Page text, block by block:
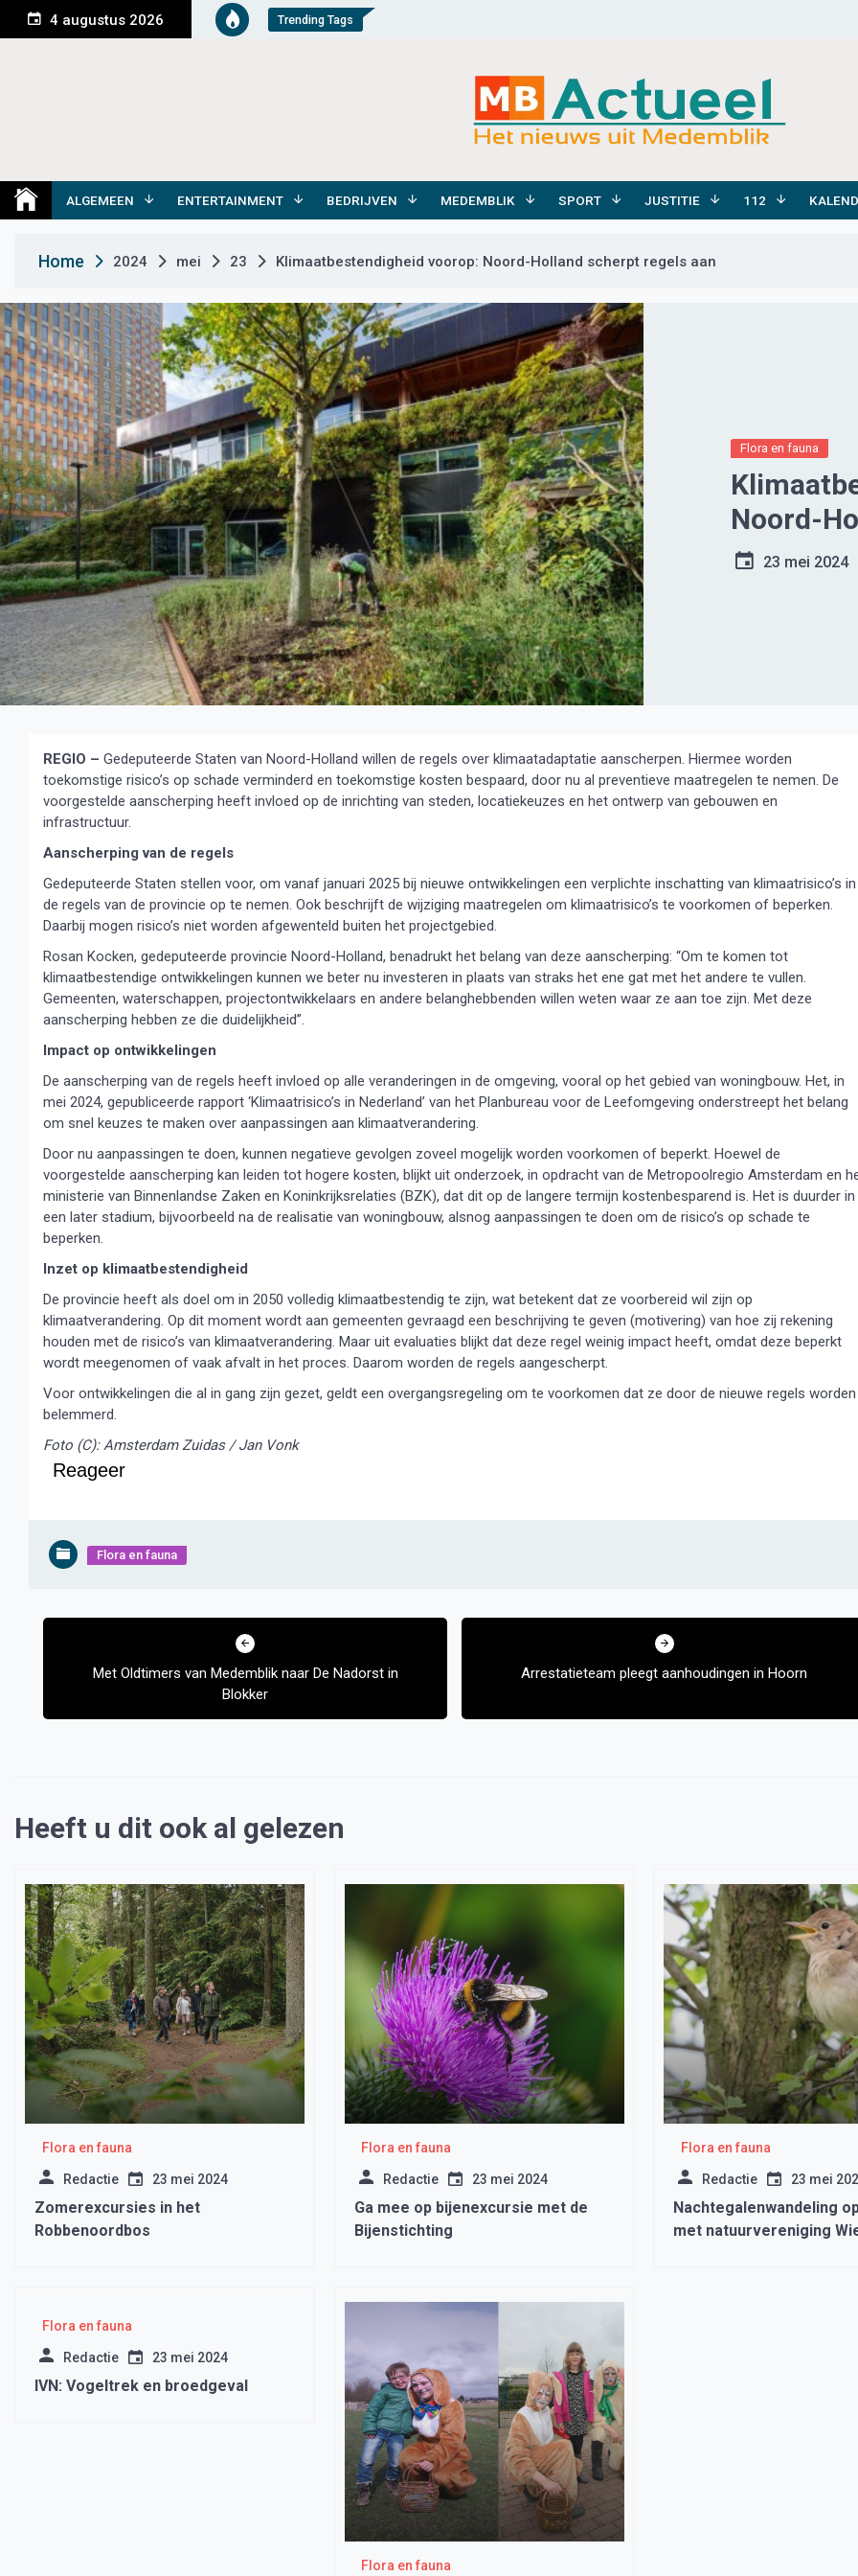
n
e
4 augustus 2026 Trending Tags
Medemblik Actueel
ALGEMEEN ENTERTAINMENT BEDRIJVEN MEDEMBLIK SPORT JUSTITIE 112
Home 2024 mei 23 Klimaatbestendigheid voorop: Noord-Holland scherpt regels aan
Flora en fauna
Noord-
23 mei 2024
REGIO – Gedeputeerde Staten van Noord-Holland willen de regels over klimaatadaptatie aanscherpen. Hiermee worden
toekomstige risico’s op schade verminderd en toekomstige kosten bespaard, door nu al preventieve maatregelen te nemen. De
voorgestelde aanscherping heeft invloed op de inrichting van steden, locatiekeuzes en het ontwerp van gebouwen en
infrastructuur.
Aanscherping van de regels
Gedeputeerde Staten stellen voor, om vanaf januari 2025 bij nieuwe ontwikkelingen een verplichte inschatting van klimaatrisico’s in
de regels van de provincie op te nemen. Ook beschrijft de wijziging maatregelen om klimaatrisico’s te voorkomen of beperken.
Daarbij mogen risico’s niet worden afgewenteld buiten het projectgebied.
Rosan Kocken, gedeputeerde provincie Noord-Holland, benadrukt het belang van deze aanscherping: “Om te komen tot
klimaatbestendige ontwikkelingen kunnen we beter nu investeren in plaats van straks het ene gat met het andere te vullen.
Gemeenten, waterschappen, projectontwikkelaars en andere belanghebbenden willen weten waar ze aan toe zijn. Met deze
aanscherping hebben ze die duidelijkheid”.
Impact op ontwikkelingen
De aanscherping van de regels heeft invloed op alle veranderingen in de omgeving, vooral op het gebied van woningbouw. Het, in
mei 2024, gepubliceerde rapport ‘Klimaatrisico’s in Nederland’ van het Planbureau voor de Leefomgeving onderstreept het belang
om snel keuzes te maken over aanpassingen aan klimaatverandering.
Door nu aanpassingen te doen, kunnen negatieve gevolgen zoveel mogelijk worden voorkomen of beperkt. Hoewel de
voorgestelde aanscherping kan leiden tot hogere kosten, blijkt uit onderzoek, in opdracht van de Metropoolregio Amsterdam en
ministerie van Binnenlandse Zaken en Koninkrijksrelaties (BZK), dat dit op de langere termijn kostenbesparend is. Het is duurder in
een later stadium, bijvoorbeeld na de realisatie van woningbouw, alsnog aanpassingen te doen om de risico’s op schade te
beperken.
Inzet op klimaatbestendigheid
De provincie heeft als doel om in 2050 volledig klimaatbestendig te zijn, wat betekent dat ze voorbereid wil zijn op
klimaatverandering. Op dit moment wordt aan gemeenten gevraagd een beschrijving te geven (motivering) van hoe zij rekening
houden met de risico’s van klimaatverandering. Maar uit evaluaties blijkt dat deze regel weinig impact heeft, omdat deze beperkt
wordt meegenomen of vaak afvalt in het proces. Daarom worden de regels aangescherpt.
Voor ontwikkelingen die al in gang zijn gezet, geldt een overgangsregeling om te voorkomen dat ze door de nieuwe regels worden
belemmerd.
Foto (C): Amsterdam Zuidas / Jan Vonk
Reageer
Flora en fauna
Bericht
Met Oldtimers van Medemblik naar De Nadorst in
Blokker
Arrestatieteam pleegt aanhoudingen in Hoorn
Heeft u dit ook al gelezen
Flora en fauna
Redactie 23 mei 2024
Zomerexcursies in het
Robbenoordbos
Flora en fauna
Redactie 23 mei 2024
Ga mee op bijenexcursie met de
Bijenstichting
Flora en fauna
Redactie 23 mei
Nachtegalenwandeling
met natuurvereniging
Flora en fauna
Redactie 23 mei 2024
IVN: Vogeltrek en broedgeval
Flora en fauna